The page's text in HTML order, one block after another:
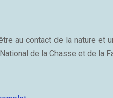
au contact de la nature
de la Chasse et de la